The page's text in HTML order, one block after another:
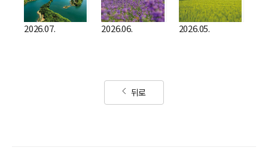
2026.07. 2026.06. 2026.05.
뒤로